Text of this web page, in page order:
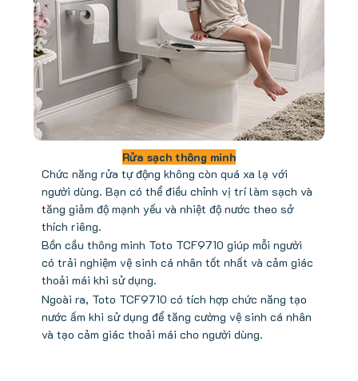
Rửa sạch thông minh
Chức năng rửa tự động không còn quá xa lạ với
người dùng. Bạn có thể điều chỉnh vị trí làm sạch và
tăng giảm độ mạnh yếu và nhiệt độ nước theo sở
thích riêng.
Bồn cầu thông minh Toto TCF9710 giúp mỗi người
có trải nghiệm vệ sinh cá nhân tốt nhất và cảm giác
thoải mái khi sử dụng.
Ngoài ra, Toto TCF9710 có tích hợp chức năng tạo
nước ấm khi sử dụng để tăng cường vệ sinh cá nhân
và tạo cảm giác thoải mái cho người dùng.